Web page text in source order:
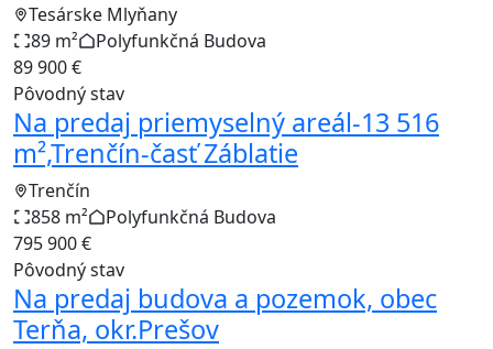
Tesárske Mlyňany
89 m²
Polyfunkčná Budova
89 900 €
Pôvodný stav
Na predaj priemyselný areál-13 516
m²,Trenčín-časť Záblatie
Trenčín
858 m²
Polyfunkčná Budova
795 900 €
Pôvodný stav
Na predaj budova a pozemok, obec
Terňa, okr.Prešov